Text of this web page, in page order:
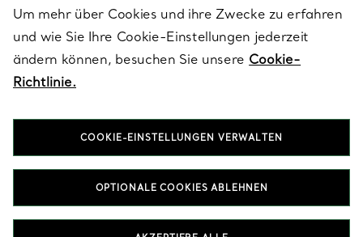
RECHTLICHE HINWEISE
FOLGEN SIE UNS
T&Co. 2026
Um mehr über Cookies und ihre Zwecke zu erfahren
und wie Sie Ihre Cookie-Einstellungen jederzeit
ändern können, besuchen Sie unsere Cookie-
Richtlinie.
COOKIE-EINSTELLUNGEN VERWALTEN
OPTIONALE COOKIES ABLEHNEN